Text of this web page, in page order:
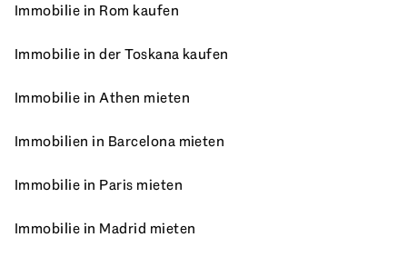
Immobilie in Rom kaufen
Immobilie in der Toskana kaufen
Immobilie in Athen mieten
Immobilien in Barcelona mieten
Immobilie in Paris mieten
Immobilie in Madrid mieten